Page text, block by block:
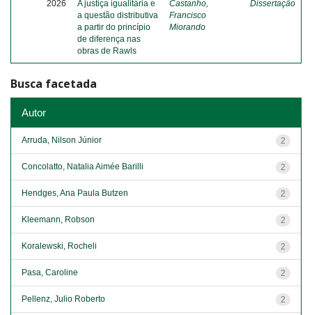
2026
A justiça igualitária e
a questão distributiva
a partir do princípio
de diferença nas
obras de Rawls
Castanho,
Francisco
Miorando
Dissertação
Busca facetada
Autor
2
Arruda, Nilson Júnior
2
Concolatto, Natalia Aimée Barilli
2
Hendges, Ana Paula Butzen
2
Kleemann, Robson
2
Koralewski, Rocheli
2
Pasa, Caroline
2
Pellenz, Julio Roberto